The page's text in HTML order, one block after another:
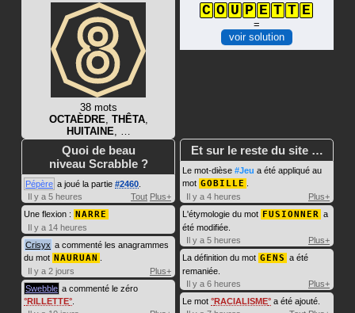
38 mots
OCTAÈDRE, THÊTA,
HUITAINE, …
C O U P E T T E
=
voir solution
Quoi de beau
niveau Scrabble ?
Pépère a joué la partie #2460
Il y a 5 heures
Tout Plus+
Une flexion :
NARRE
Il y a 14 heures
Crisyx a commenté les anagrammes
du mot NAURUAN
Il y a 2 jours
Plus+
Swebble a commenté le zéro
RILLETTE
Et sur le reste du site …
Le mot-dièse #Jeu a été appliqué au
mot GOBILLE
Il y a 4 heures
Plus+
L'étymologie du mot FUSIONNER a
été modifiée.
Il y a 5 heures
Plus+
La définition du mot GENS a été
remaniée.
Il y a 6 heures
Plus+
Le mot
RACIALISME a été ajouté.